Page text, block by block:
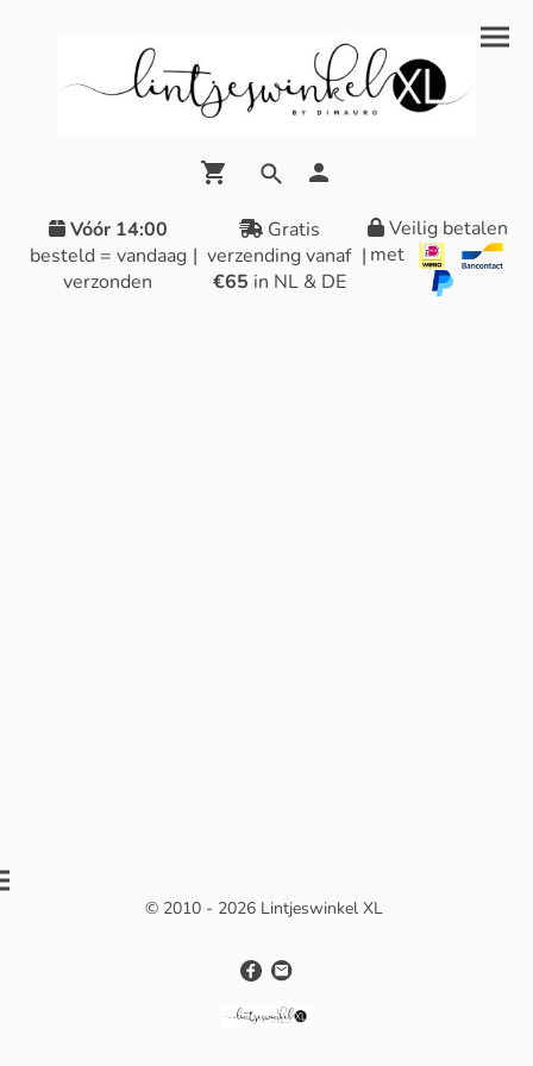
Vóór 14:00
besteld = vandaag
verzonden
|
Gratis
verzending vanaf
€65 in NL & DE
|
Veilig betalen
met
© 2010 - 2026 Lintjeswinkel XL